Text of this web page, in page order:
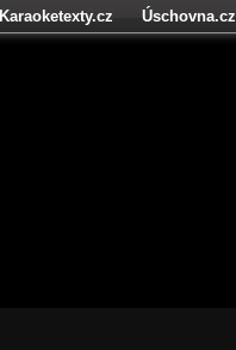
Karaoketexty.cz Úschovna.cz